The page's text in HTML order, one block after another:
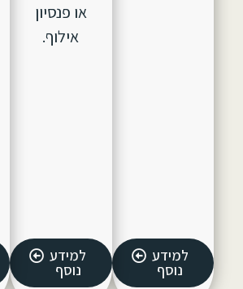
למידע
נוסף
או פנסיון
אילוף.
למידע
נוסף